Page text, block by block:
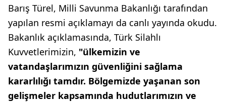
Barış Türel, Milli Savunma Bakanlığı tarafından
yapılan resmi açıklamayı da canlı yayında okudu.
Bakanlık açıklamasında, Türk Silahlı
Kuvvetlerimizin, "ülkemizin ve
vatandaşlarımızın güvenliğini sağlama
kararlılığı tamdır. Bölgemizde yaşanan son
gelişmeler kapsamında hudutlarımızın ve